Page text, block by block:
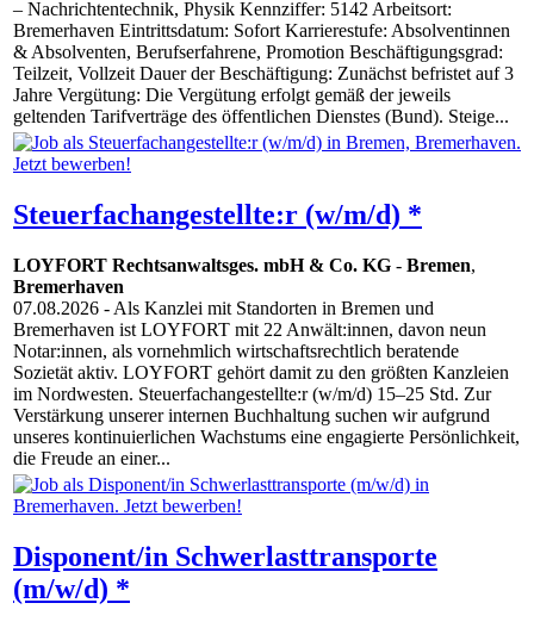
– Nachrichtentechnik, Physik Kennziffer: 5142 Arbeitsort:
Bremerhaven Eintrittsdatum: Sofort Karrierestufe: Absolventinnen
& Absolventen, Berufserfahrene, Promotion Beschäftigungsgrad:
Teilzeit, Vollzeit Dauer der Beschäftigung: Zunächst befristet auf 3
Jahre Vergütung: Die Vergütung erfolgt gemäß der jeweils
geltenden Tarifverträge des öffentlichen Dienstes (Bund). Steige...
Steuerfachangestellte:r (w/m/d) *
LOYFORT Rechtsanwaltsges. mbH & Co. KG - Bremen,
Bremerhaven
07.08.2026 - Als Kanzlei mit Standorten in Bremen und
Bremerhaven ist LOYFORT mit 22 Anwält:innen, davon neun
Notar:innen, als vornehmlich wirtschaftsrechtlich beratende
Sozietät aktiv. LOYFORT gehört damit zu den größten Kanzleien
im Nordwesten. Steuerfachangestellte:r (w/m/d) 15–25 Std. Zur
Verstärkung unserer internen Buchhaltung suchen wir aufgrund
unseres kontinuierlichen Wachstums eine engagierte Persönlichkeit,
die Freude an einer...
Disponent/in Schwerlasttransporte
(m/w/d) *